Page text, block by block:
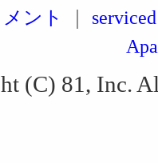
ント
(C) 81, Inc.